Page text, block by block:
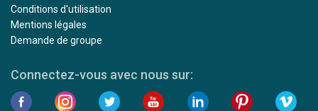
Conditions d'utilisation
Mentions légales
Demande de groupe
Connectez-vous avec nous sur: